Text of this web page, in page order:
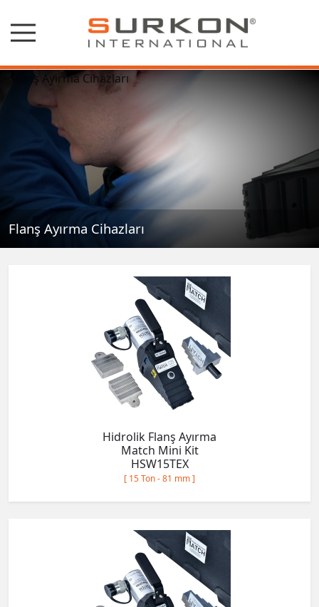
Flanş Ayırma Cihazları
Hidrolik Flanş Ayırma
Match Mini Kit
HSW15TEX
[ 15 Ton - 81 mm ]